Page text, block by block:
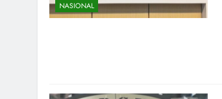
NASIONAL